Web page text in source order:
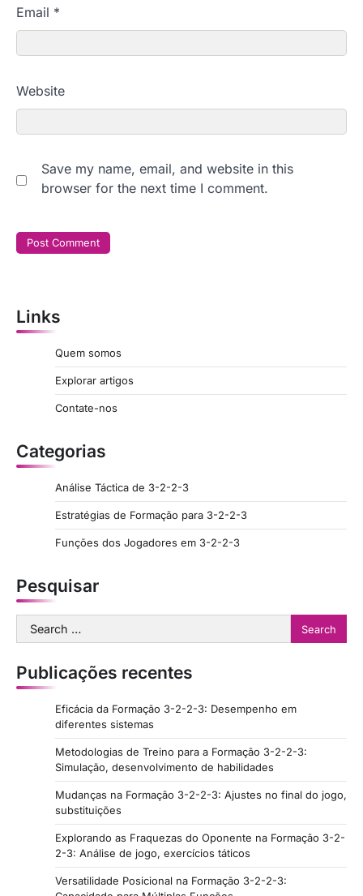
Email *
Website
Save my name, email, and website in this
browser for the next time I comment.
Links
Quem somos
Explorar artigos
Contate-nos
Categorias
Análise Táctica de 3-2-2-3
Estratégias de Formação para 3-2-2-3
Funções dos Jogadores em 3-2-2-3
Pesquisar
Search
for:
Publicações recentes
Eficácia da Formação 3-2-2-3: Desempenho em
diferentes sistemas
Metodologias de Treino para a Formação 3-2-2-3:
Simulação, desenvolvimento de habilidades
Mudanças na Formação 3-2-2-3: Ajustes no final do jogo,
substituições
Explorando as Fraquezas do Oponente na Formação 3-2-
2-3: Análise de jogo, exercícios táticos
Versatilidade Posicional na Formação 3-2-2-3: